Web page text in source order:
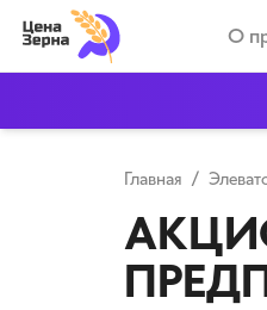
О
Главная /